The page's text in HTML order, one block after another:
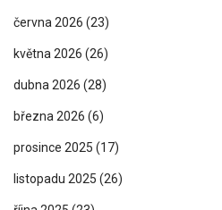
června 2026 (23)
května 2026 (26)
dubna 2026 (28)
března 2026 (6)
prosince 2025 (17)
listopadu 2025 (26)